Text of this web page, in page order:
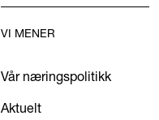
VI MENER
Vår næringspolitikk
Aktuelt